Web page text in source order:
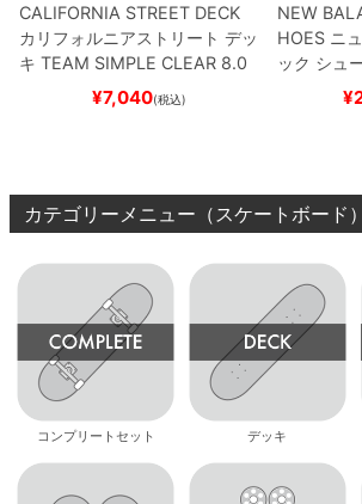
CALIFORNIA STREET DECK
カリフォルニアストリート デッ
キ TEAM SIMPLE CLEAR 8.0
ブランク（DSM）
ード スケボー
¥7,040(税込)
NEW
HOES ニ
ック シュ
REW
¥
カテゴリーメニュー（スケートボード）
コンプリートセット デッキ